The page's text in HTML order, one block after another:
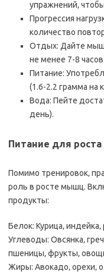
упражнений‚
Прогрессия
количество
Отдых: Дайте
не менее 7-8 часов
Питание:
(1.6-2.2 грамма на
Вода: Пейте
день).
Питание для
Помимо тренировок‚
роль в росте мышц.
продукты:
Белок: Курица‚ индейка‚
Углеводы: Овсянка‚
пшеницы‚ фрукты‚
Жиры: Авокадо‚ орехи‚